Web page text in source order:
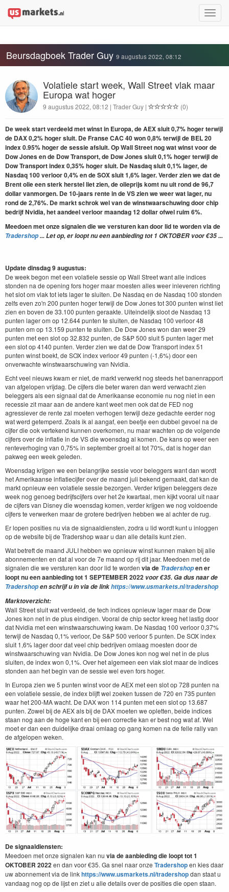
Toggle
Beursdagboek Trader Guy 9 augustus 2022, 08:12
Volatiele start week, Wall Street vlak maar
Europa wat hoger
9 augustus 2022, 08:12 | Trader Guy | (0)
De week start verdeeld met winst in Europa, de AEX sluit 0,7% hoger terwijl
de DAX 0,2% hoger sluit. De Franse CAC 40 won 0,8% terwijl de BEL 20
index 0.95% hoger de sessie afsluit. Op Wall Street nog wat winst voor de
Dow Jones en de Dow Transport, de Dow Jones sluit 0,1% hoger terwijl de
Dow Transport index 0,35% hoger sluit. De Nasdaq sluit 0,1% lager, de
Nasdaq 100 verloor 0,4% en de SOX sluit 1,6% lager. Verder zien we dat de
Brent olie een sterk herstel liet zien, de olieprijs komt nu uit rond de 96,7
dollar vanmorgen. De 10-jaars rente in de VS zien we weer wat lager, nu
rond de 2,76%. De markt schrok wel van de winstwaarschuwing door chip
bedrijf Nvidia, het aandeel verloor maandag 12 dollar ofwel ruim 6%.
Meedoen met onze signalen die we versturen kan door lid te wordenvia de
Tradershop... Let op, er loopt nu een aanbieding tot 1 OKTOBER voor €35 ...
Update dinsdag 9 augustus:
De week begon met een volatiele sessie op Wall Street want alle indices
stonden na de opening fors hoger maar moesten alles weer inleveren richting
het slot om vlak tot iets lager te sluiten. De Nasdaq en de Nasdaq 100 stonden
zelfs even zo'n 200 punten hoger terwijl de Dow Jones tot 300 punten winst liet
zien en boven de 33.100 punten geraakte. Uiteindelijk sloot de Nasdaq 13
punten lager om op 12.644 punten te sluiten, de Nasdaq 100 verloor 48
punten om op 13.159 punten te sluiten. De Dow Jones won dan weer 29
punten met een slot op 32.832 punten, de S&P 500 sluit 5 punten lager met
een slot op 4140 punten. Verder zien we dat de Dow Transport index 51
punten winst boekt, de SOX index verloor 49 punten (-1,6%) door een
onverwachte winstwaarschuwing van Nvidia.
Echt veel nieuws kwam er niet, de markt verwerkt nog steeds het banenrapport
van afgelopen vrijdag. De cijfers die beter waren dan werd verwacht zien
beleggers als een signaal dat de Amerikaanse economie nu nog niet in een
recessie zit maar aan de andere kant weet men ook dat de FED nog
agressiever de rente zal moeten verhogen terwijl deze gedachte eerder nog
wat werd getemperd. Zoals ik al aangaf, een beetje een dubbel gevoel na de
cijfer die ook vertekend kunnen overkomen, nu maar wachten op de volgende
cijfers over de inflatie in de VS die woensdag al komen. De kans op weer een
renteverhoging van 0,75% in september groeit al tot 70%, dat is hoger dan
pakweg een week geleden.
Woensdag krijgen we een belangrijke sessie voor beleggers want dan wordt
het Amerikaanse inflatiecijfer over de maand juli bekend gemaakt, dat kan de
markt opnieuw een volatiele sessie bezorgen. Verder krijgen beleggers deze
week nog genoeg bedrijfscijfers over het 2e kwartaal, men kijkt vooral uit naar
de cijfers van Disney die woensdag komen, verder krijgen we nog voldoende
cijfers te verwerken maar de grotere bedrijven hebben we al achter de rug.
Er lopen posities nu via de signaaldiensten, zodra u lid wordt kunt u inloggen
op de website bij de Tradershop waar u dan alle details kunt zien.
Wat betreft de maand JULI hebben we opnieuw winst kunnen maken bij alle
abonnementen en dat al voor de 7e maand op rij dit jaar. Meedoen met de
signalen die we versturen kan door lid te worden via de Tradershopen er
loopt nu eenaanbieding tot 1 SEPTEMBER 2022 voor €35. Ga dus naar de
Tradershopen schrijf u in via de linkhttps://www.usmarkets.nl/tradershop
Marktoverzicht:
Wall Street sluit wat verdeeld, de tech indices opnieuw lager maar de Dow
Jones kon net in de plus eindigen. Vooral de chip sector kreeg het lastig door
dat Nvidia met een winstwaarschuwing kwam. De Nasdaq 100 verloor 0,37%
terwijl de Nasdaq 0,1% verloor, De S&P 500 verloor 5 punten. De SOX index
sluit 1,6% lager door dat veel chip bedrijven omlaag moesten door de
winstwaarschuwing van Nvidia. De Dow Jones kon nog wel net in de plus
sluiten, de index won 0,1%. Over het algemeen een vlak slot maar de indices
stonden aan het begin van de sessie wel even fors hoger.
In Europa zien we 5 punten winst voor de AEX met een slot op 728 punten na
een volatiele sessie, de index blijft wel zoeken tussen de 720 en 735 punten
waar het 200-MA wacht. De DAX won 114 punten met een slot op 13.687
punten. Zowel bij de AEX als bij de DAX moeten we opletten, beide indices
staan nog aan de hoge kant en bij een correctie kan er best nog wat af. Wel
moet er dan een duidelijke draai omlaag op gang komen na de felle rally van
de afgelopen weken.
De signaaldiensten:
Meedoen met onze signalen kan nu via de aanbieding die loopt tot 1
OKTOBER 2022en dan voor €35. Ga snel naar onze Tradershopen kies daar
uw abonnement via de linkhttps://www.usmarkets.nl/tradershopdan staat u
vandaag nog op de lijst en ziet u alle details over de posities die open staan.